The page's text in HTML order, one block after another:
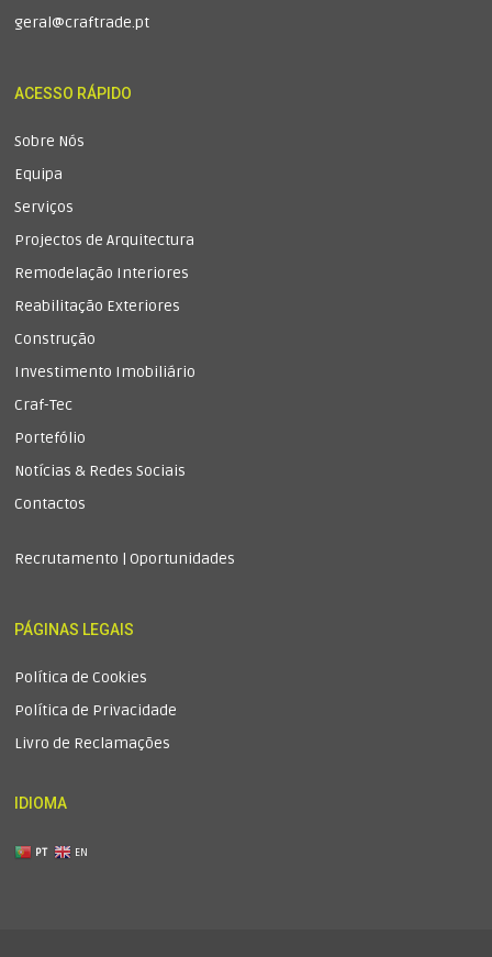
geral@craftrade.pt
ACESSO RÁPIDO
Sobre Nós
Equipa
Serviços
Projectos de Arquitectura
Remodelação Interiores
Reabilitação Exteriores
Construção
Investimento Imobiliário
Craf-Tec
Portefólio
Notícias & Redes Sociais
Contactos
Recrutamento | Oportunidades
PÁGINAS LEGAIS
Política de Cookies
Política de Privacidade
Livro de Reclamações
IDIOMA
PT EN